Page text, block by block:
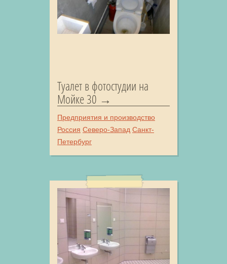
Туалет в фотостудии на
Мойке 30
Предприятия и производство
Россия Северо-Запад Санкт-
Петербург